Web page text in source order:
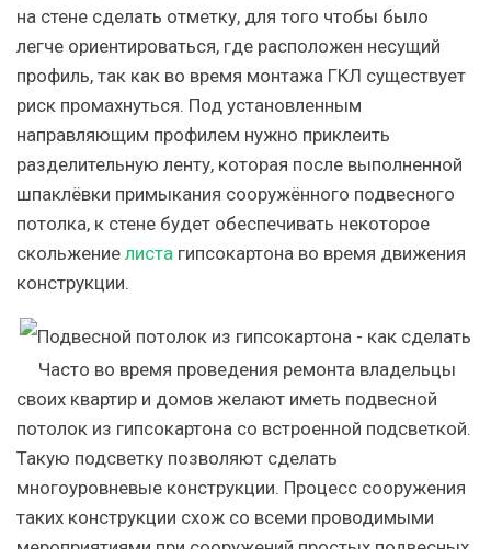
на стене сделать отметку, для того чтобы было
легче ориентироваться, где расположен несущий
профиль, так как во время монтажа ГКЛ существует
риск промахнуться. Под установленным
направляющим профилем нужно приклеить
разделительную ленту, которая после выполненной
шпаклёвки примыкания сооружённого подвесного
потолка, к стене будет обеспечивать некоторое
скольжение листа гипсокартона во время движения
конструкции.
Часто во время проведения ремонта владельцы
своих квартир и домов желают иметь подвесной
потолок из гипсокартона со встроенной подсветкой.
Такую подсветку позволяют сделать
многоуровневые конструкции. Процесс сооружения
таких конструкции схож со всеми проводимыми